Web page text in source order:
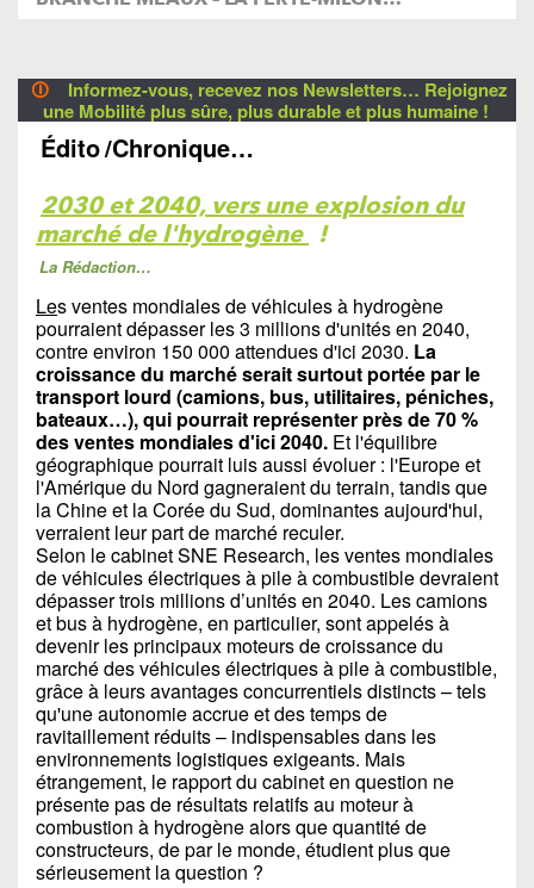
🛈
Informez-vous, recevez nos Newsletters… Rejoignez
une Mobilité plus sûre, plus durable et plus humaine !
Édito/Chronique…
2030 et 2040, vers une explosion du
marché de l'hydrogène !
La Rédaction…
Les ventes mondiales de véhicules à hydrogène
pourraient dépasser les 3 millions d'unités en 2040,
contre environ 150 000 attendues d'ici 2030. La
croissance du marché serait surtout portée par le
transport lourd (camions, bus, utilitaires, péniches,
bateaux…), qui pourrait représenter près de 70 %
des ventes mondiales d'ici 2040. Et l'équilibre
géographique pourrait luis aussi évoluer : l'Europe et
l'Amérique du Nord gagneraient du terrain, tandis que
la Chine et la Corée du Sud, dominantes aujourd'hui,
verraient leur part de marché reculer.
Selon le cabinet SNE Research, les ventes mondiales
de véhicules électriques à pile à combustible devraient
dépasser trois millions d’unités en 2040. Les camions
et bus à hydrogène, en particulier, sont appelés à
devenir les principaux moteurs de croissance du
marché des véhicules électriques à pile à combustible,
grâce à leurs avantages concurrentiels distincts – tels
qu'une autonomie accrue et des temps de
ravitaillement réduits – indispensables dans les
environnements logistiques exigeants. Mais
étrangement, le rapport du cabinet en question ne
présente pas de résultats relatifs au moteur à
combustion à hydrogène alors que quantité de
constructeurs, de par le monde, étudient plus que
sérieusement la question ?